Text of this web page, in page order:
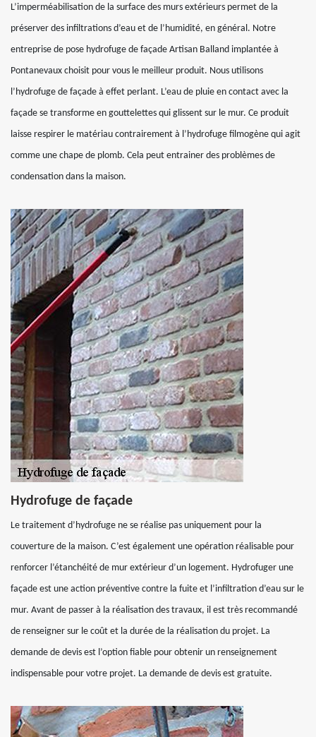
L’imperméabilisation de la surface des murs extérieurs permet de la
préserver des infiltrations d’eau et de l’humidité, en général. Notre
entreprise de pose hydrofuge de façade Artisan Balland implantée à
Pontanevaux choisit pour vous le meilleur produit. Nous utilisons
l’hydrofuge de façade à effet perlant. L’eau de pluie en contact avec la
façade se transforme en gouttelettes qui glissent sur le mur. Ce produit
laisse respirer le matériau contrairement à l’hydrofuge filmogène qui agit
comme une chape de plomb. Cela peut entrainer des problèmes de
condensation dans la maison.
Hydrofuge de façade
Le traitement d’hydrofuge ne se réalise pas uniquement pour la
couverture de la maison. C’est également une opération réalisable pour
renforcer l’étanchéité de mur extérieur d’un logement. Hydrofuger une
façade est une action préventive contre la fuite et l’infiltration d’eau sur le
mur. Avant de passer à la réalisation des travaux, il est très recommandé
de renseigner sur le coût et la durée de la réalisation du projet. La
demande de devis est l’option fiable pour obtenir un renseignement
indispensable pour votre projet. La demande de devis est gratuite.